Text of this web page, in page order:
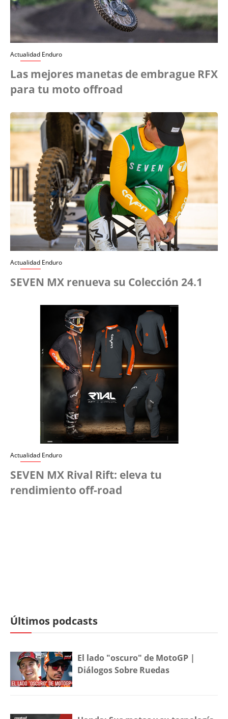
Actualidad Enduro
Las mejores manetas de embrague RFX
para tu moto offroad
Actualidad Enduro
SEVEN MX renueva su Colección 24.1
Actualidad Enduro
SEVEN MX Rival Rift: eleva tu
rendimiento off-road
Últimos podcasts
El lado "oscuro" de MotoGP |
Diálogos Sobre Ruedas